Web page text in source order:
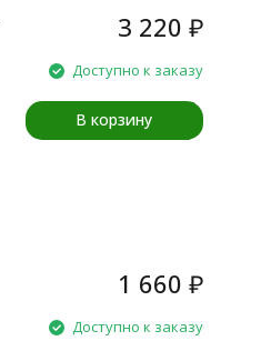
3 220 ₽
Доступно к заказу
В корзину
1 660 ₽
Доступно к заказу